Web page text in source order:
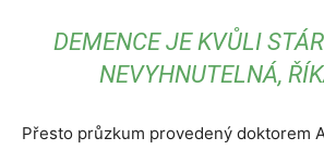
DEMENCE JE KVŮLI
NEVYHNUTELNÁ,
Přesto průzkum provedený doktorem